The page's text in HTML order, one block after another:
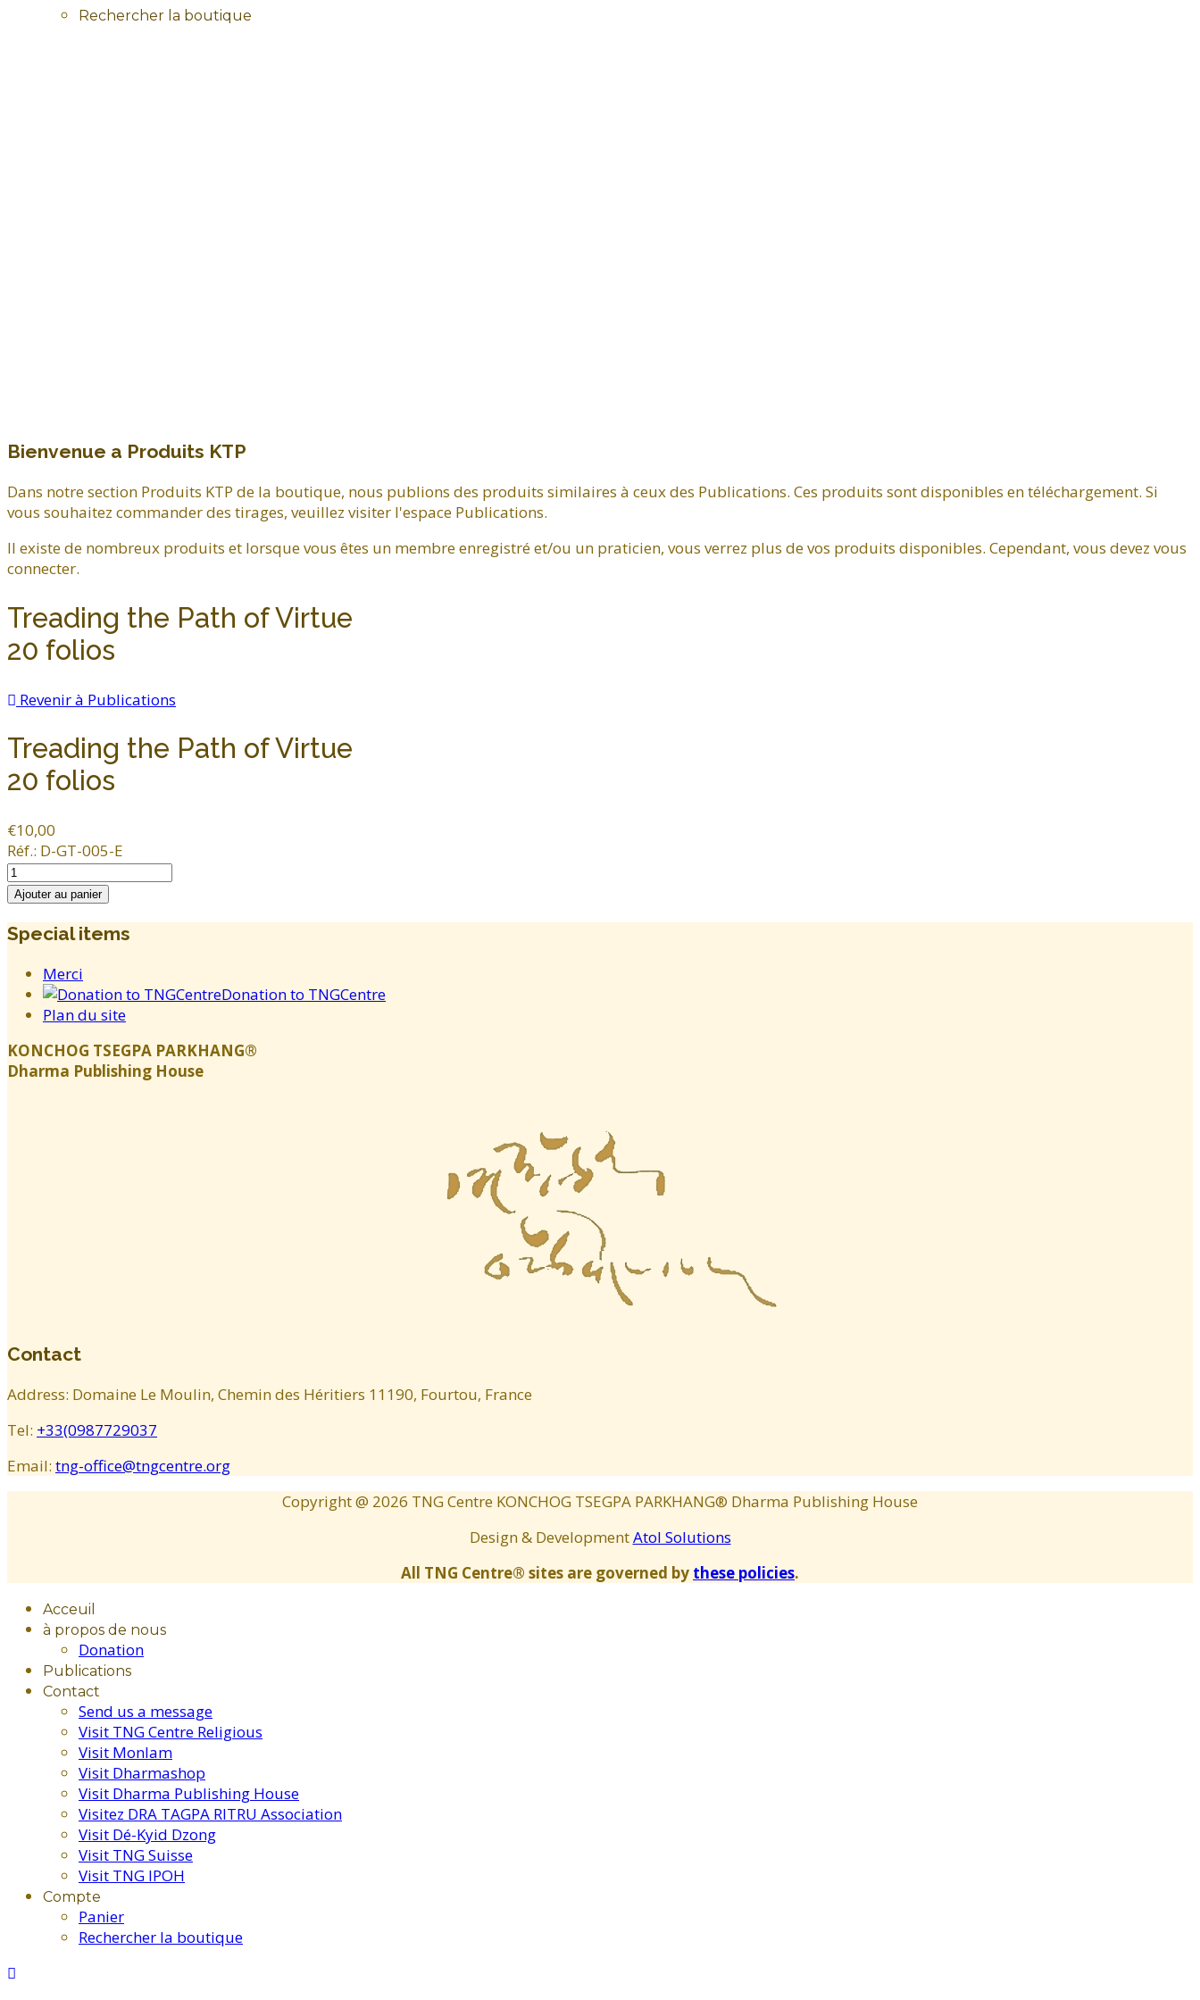
Rechercher la boutique
Bienvenue a Produits KTP
Dans notre section Produits KTP de la boutique, nous publions des produits similaires à ceux des Publications. Ces produits sont disponibles en téléchargement. Si
vous souhaitez commander des tirages, veuillez visiter l'espace Publications.
Il existe de nombreux produits et lorsque vous êtes un membre enregistré et/ou un praticien, vous verrez plus de vos produits disponibles. Cependant, vous devez vous
connecter.
Treading the Path of Virtue
20 folios
Revenir à Publications
Treading the Path of Virtue
20 folios
€10,00
Réf.: D-GT-005-E
Special items
Merci
Donation to TNGCentre
Plan du site
KONCHOG TSEGPA PARKHANG®
Dharma Publishing House
Contact
Address: Domaine Le Moulin, Chemin des Héritiers 11190, Fourtou, France
Tel: +33(0987729037
Email: tng-office@tngcentre.org
Copyright @ 2026 TNG Centre KONCHOG TSEGPA PARKHANG® Dharma Publishing House
Design & DevelopmentAtol Solutions
All TNG Centre® sites are governed by these policies.
Acceuil
à propos de nous
Donation
Publications
Contact
Send us a message
Visit TNG Centre Religious
Visit Monlam
Visit Dharmashop
Visit Dharma Publishing House
Visitez DRA TAGPA RITRU Association
Visit Dé-Kyid Dzong
Visit TNG Suisse
Visit TNG IPOH
Compte
Panier
Rechercher la boutique